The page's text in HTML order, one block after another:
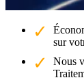
sur
Nous